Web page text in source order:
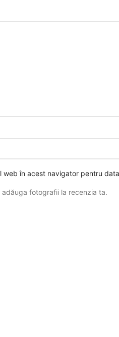
web în acest navigator pentru
fotografii la recenzia ta.